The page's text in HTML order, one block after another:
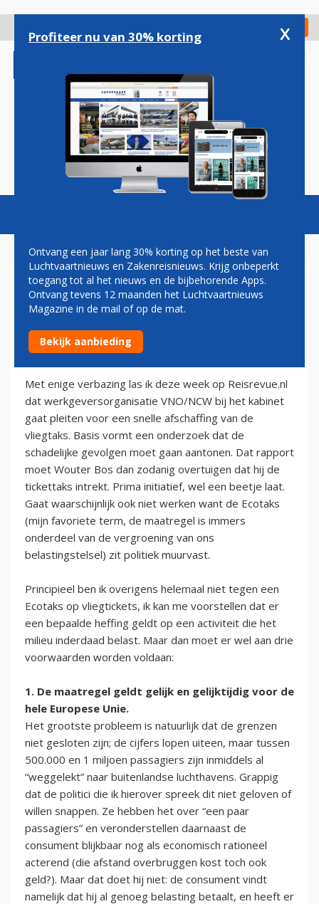
gaan
Check in
Magazine Podcasts Vacatures
SANDER HEIJMANS:
ECO-/VLIEG-/TICKETTAKS
24 januari 2009
Met enige verbazing las ik deze week op Reisrevue.nl
dat werkgeversorganisatie VNO/NCW bij het kabinet
gaat pleiten voor een snelle afschaffing van de
vliegtaks. Basis vormt een onderzoek dat de
schadelijke gevolgen moet gaan aantonen. Dat rapport
moet Wouter Bos dan zodanig overtuigen dat hij de
tickettaks intrekt. Prima initiatief, wel een beetje laat.
Gaat waarschijnlijk ook niet werken want de Ecotaks
(mijn favoriete term, de maatregel is immers
onderdeel van de vergroening van ons
belastingstelsel) zit politiek muurvast.
Principieel ben ik overigens helemaal niet tegen een
Ecotaks op vliegtickets, ik kan me voorstellen dat er
een bepaalde heffing geldt op een activiteit die het
milieu inderdaad belast. Maar dan moet er wel aan drie
voorwaarden worden voldaan:
1. De maatregel geldt gelijk en gelijktijdig voor de
hele Europese Unie.
Het grootste probleem is natuurlijk dat de grenzen
niet gesloten zijn; de cijfers lopen uiteen, maar tussen
500.000 en 1 miljoen passagiers zijn inmiddels al
“weggelekt” naar buitenlandse luchthavens. Grappig
dat de politici die ik hierover spreek dit niet geloven of
willen snappen. Ze hebben het over “een paar
passagiers” en veronderstellen daarnaast de
consument blijkbaar nog als economisch rationeel
acterend (die afstand overbruggen kost toch ook
geld?). Maar dat doet hij niet: de consument vindt
namelijk dat hij al genoeg belasting betaalt, en heeft er
Profiteer nu van 30% korting x
Ontvang een jaar lang 30% korting op het beste van
Luchtvaartnieuws en Zakenreisnieuws. Krijg onbeperkt
toegang tot al het nieuws en de bijbehorende Apps.
Ontvang tevens 12 maanden het Luchtvaartnieuws
Magazine in de mail of op de mat.
Bekijk aanbieding